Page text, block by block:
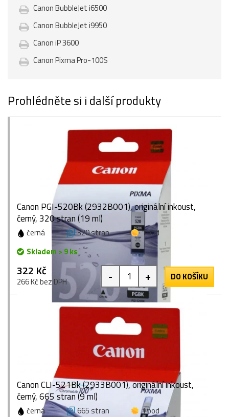
Canon BubbleJet i6500
Canon BubbleJet i9950
Canon iP 3600
Canon Pixma Pro-100S
Prohlédněte si i další produkty
Canon PGI-520Bk (2932B001), originální inkoust,
černý, 320 stran (19 ml)
černá 320 stran
1 bod
Skladem > 9 ks
322 Kč
266 Kč bez DPH - + DO KOŠÍKU
Canon CLI-521Bk (2933B001), originální inkoust,
černý, 665 stran (9 ml)
černá 665 stran
1 bod